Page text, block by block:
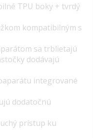
TPU boky + tvrdý
kompatibilným s
sa trblietajú
dodávajú
integrované
dodatočnú
prístup ku